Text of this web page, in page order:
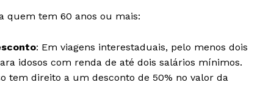
quem tem 60 anos ou mais:
: Em viagens interestaduais, pelo menos dois
idosos com renda de até dois salários mínimos.
tem direito a um desconto de 50% no valor da